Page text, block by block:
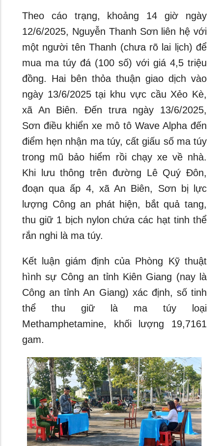
Theo cáo trạng, khoảng 14 giờ ngày
12/6/2025, Nguyễn Thanh Sơn liên hệ với
một người tên Thanh (chưa rõ lai lịch) để
mua ma túy đá (100 số) với giá 4,5 triệu
đồng. Hai bên thỏa thuận giao dịch vào
ngày 13/6/2025 tại khu vực cầu Xẻo Kè,
xã An Biên. Đến trưa ngày 13/6/2025,
Sơn điều khiển xe mô tô Wave Alpha đến
điểm hẹn nhận ma túy, cất giấu số ma túy
trong mũ bảo hiểm rồi chạy xe về nhà.
Khi lưu thông trên đường Lê Quý Đôn,
đoạn qua ấp 4, xã An Biên, Sơn bị lực
lượng Công an phát hiện, bắt quả tang,
thu giữ 1 bịch nylon chứa các hạt tinh thể
rắn nghi là ma túy.
Kết luận giám định của Phòng Kỹ thuật
hình sự Công an tỉnh Kiên Giang (nay là
Công an tỉnh An Giang) xác định, số tinh
thể thu giữ là ma túy loại
Methamphetamine, khối lượng 19,7161
gam.